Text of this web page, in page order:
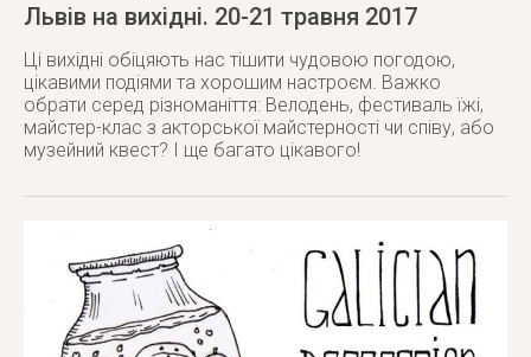
Львів на вихідні. 20-21 травня 2017
Ці вихідні обіцяють нас тішити чудовою погодою,
цікавими подіями та хорошим настроєм. Важко
обрати серед різноманіття: Велодень, фестиваль їжі,
майстер-клас з акторської майстерності чи співу, або
музейний квест? І ще багато цікавого!